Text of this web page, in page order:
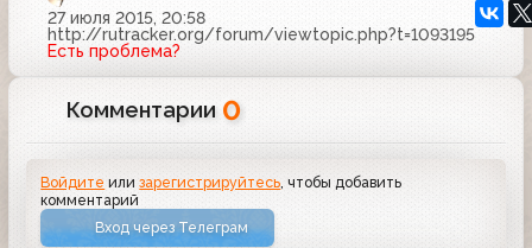
27 июля 2015, 20:58
http://rutracker.org/forum/viewtopic.php?t=1093195
Есть проблема?
Комментарии 0
Войдите илизарегистрируйтесь , чтобы добавить
комментарий
Вход через Телеграм